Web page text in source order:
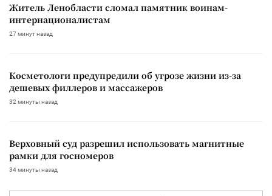
Житель Ленобласти сломал памятник воинам-
интернационалистам
27 минут назад
Косметологи предупредили об угрозе жизни из-за
дешевых филлеров и массажеров
32 минуты назад
Верховный суд разрешил использовать магнитные
рамки для госномеров
34 минуты назад